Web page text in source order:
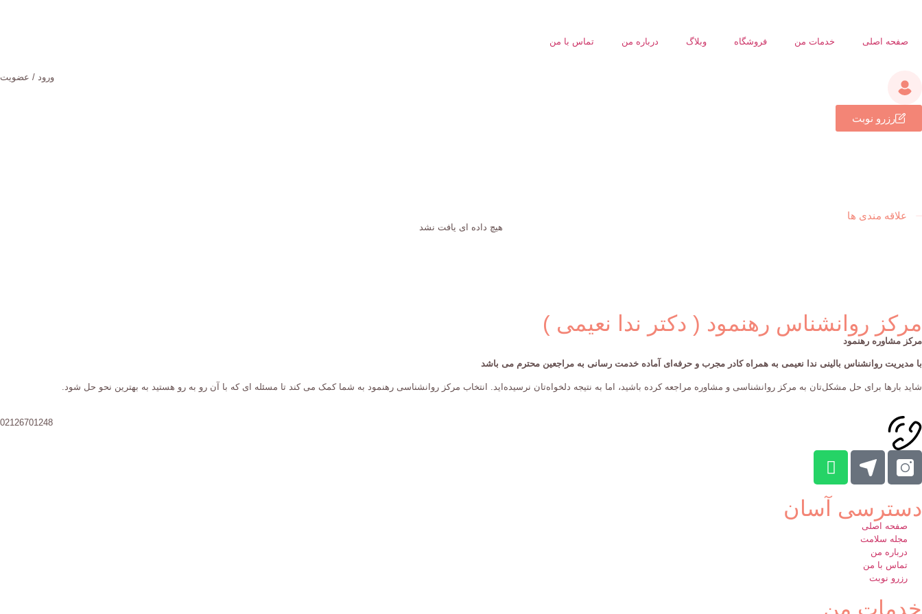
صفحه اصلی خدمات من فروشگاه وبلاگ درباره من تماس با من
ورود / عضویت
رزرو نوبت
علاقه مندی ها
هیچ داده ای یافت نشد
مرکز روانشناس رهنمود ( دکتر ندا نعیمی )
مرکز مشاوره رهنمود
با مدیریت روانشناس بالینی ندا نعیمی به همراه کادر مجرب و حرفه‌ای آماده خدمت رسانی به مراجعین محترم می باشد
شاید بارها برای حل مشکل‌تان به مرکز روانشناسی و مشاوره مراجعه کرده‌ باشید، اما به نتیجه دلخواه‌تان نرسیده‌اید. انتخاب مرکز روانشناسی رهنمود به شما کمک می کند تا مسئله ای که با آن رو به رو هستید به بهترین نحو حل شود.
02126701248
دسترسی آسان
صفحه اصلی
مجله سلامت
درباره من
تماس با من
رزرو نوبت
خدمات من